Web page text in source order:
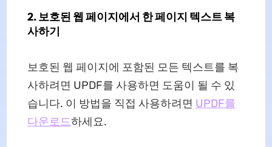
2.보호된 웹 페이지에서 한 페이지 텍스트 복
사하기
보호된 웹 페이지에 포함된 모든 텍스트를 복
사하려면 UPDF를 사용하면 도움이 될 수 있
습니다. 이 방법을 직접 사용하려면 UPDF를
다운로드하세요.